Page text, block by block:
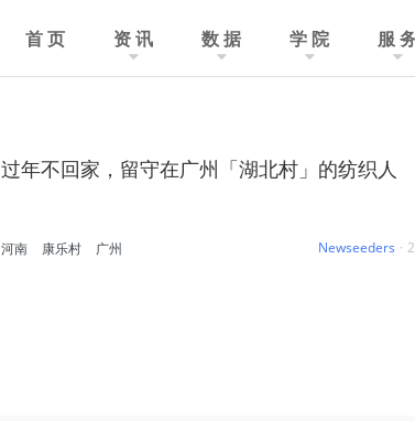
首 页 资 讯 数 据 学 院 服
过年不回家，留守在广州「湖北村」的纺织人
Newseeders ·
河南 康乐村 广州